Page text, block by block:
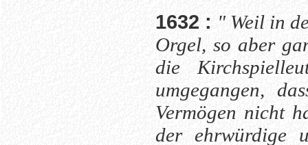
1632 :" Weil in
Orgel, so aber
die
umgegangen,
Vermögen nicht
der ehrwürdige